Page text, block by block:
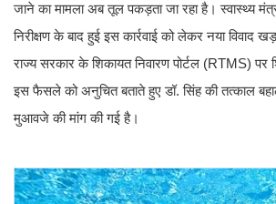
जाने का मामला अब तूल पकड़ता जा रहा है। स्वास्थ्य
निरीक्षण के बाद हुई इस कार्रवाई को लेकर नया विवाद
राज्य सरकार के शिकायत निवारण पोर्टल (RTMS) पर
इस फैसले को अनुचित बताते हुए डॉ. सिंह की तत्काल
मुआवजे की मांग की गई है।